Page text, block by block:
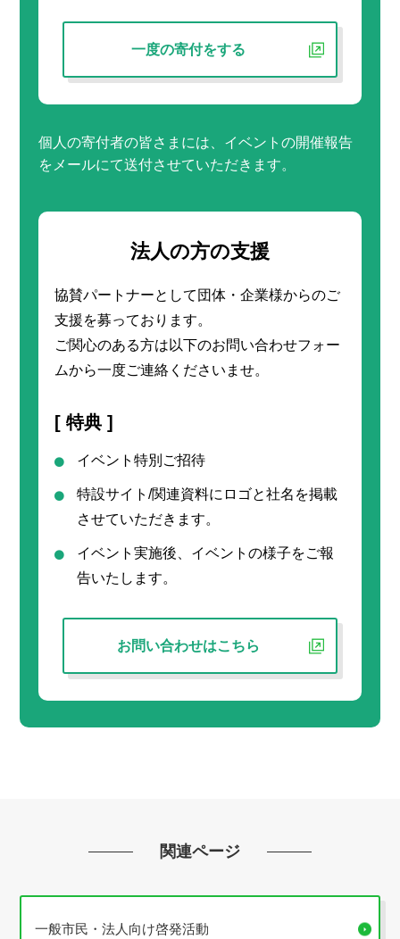
一度の寄付をする
個人の寄付者の皆さまには、イベントの開催報告
をメールにて送付させていただきます。
法人の方の支援
協賛パートナーとして団体・企業様からのご
支援を募っております。
ご関心のある方は以下のお問い合わせフォー
ムから一度ご連絡くださいませ。
[ 特典 ]
イベント特別ご招待
特設サイト/関連資料にロゴと社名を掲載
させていただきます。
イベント実施後、イベントの様子をご報
告いたします。
お問い合わせはこちら
関連ページ
一般市民・法人向け啓発活動